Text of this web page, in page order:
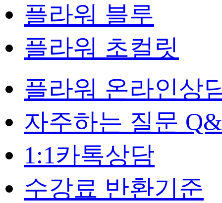
플라워 블루
플라워 초컬릿
플라워 온라인상
자주하는 질문
1:1카톡상담
수강료 반환기준